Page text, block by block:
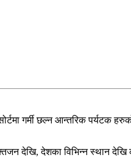
गर्मी छल्न आन्तरिक
देखि, देशका विभिन्न स्थान